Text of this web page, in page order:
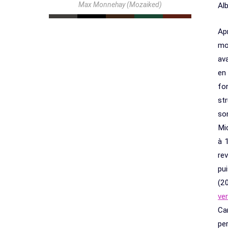
Max Monnehay (Mozaiked)
à